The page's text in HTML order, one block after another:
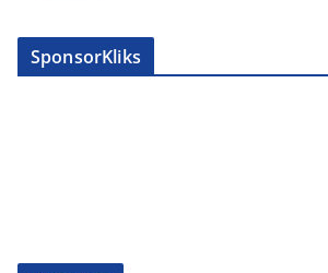
SponsorKliks